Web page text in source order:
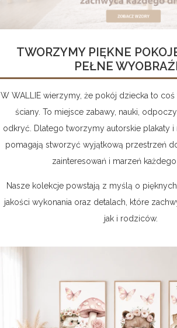
TWORZYMY PIĘKNE
PEŁNE
W WALLIE wierzymy, że pokój dziecka to
ściany. To miejsce zabawy, nauki,
odkryć. Dlatego tworzymy autorskie plakaty i
pomagają stworzyć wyjątkową przestrzeń
zainteresowań i marzeń każdego
Nasze kolekcje powstają z myślą o
jakości wykonania oraz detalach, które
jak i rodziców.